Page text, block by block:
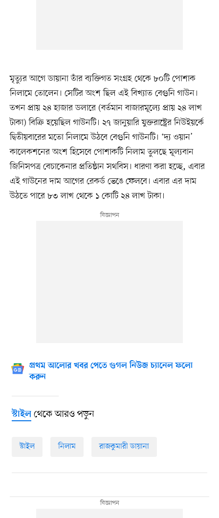
মৃত্যুর আগে ডায়ানা তাঁর ব্যক্তিগত সংগ্রহ থেকে ৮০টি পোশাক
নিলামে তোলেন। সেটির অংশ ছিল এই বিখ্যাত বেগুনি গাউন।
তখন প্রায় ২৪ হাজার ডলারে (বর্তমান বাজারমূল্যে প্রায় ২৪ লাখ
টাকা) বিক্রি হয়েছিল গাউনটি। ২৭ জানুয়ারি যুক্তরাষ্ট্রের নিউইয়র্কে
দ্বিতীয়বারের মতো নিলামে উঠবে বেগুনি গাউনটি। ‘দ্য ওয়ান’
কালেকশনের অংশ হিসেবে পোশাকটি নিলাম তুলছে মূল্যবান
জিনিসপত্র বেচাকেনার প্রতিষ্ঠান সথবিস। ধারণা করা হচ্ছে, এবার
এই গাউনের দাম আগের রেকর্ড ভেঙে ফেলবে। এবার এর দাম
উঠতে পারে ৮৩ লাখ থেকে ১ কোটি ২৪ লাখ টাকা।
প্রথম আলোর খবর পেতে গুগল নিউজ চ্যানেল ফলো
করুন
স্টাইলথেকে আরও পড়ুন
স্টাইল নিলাম রাজকুমারী ডায়ানা